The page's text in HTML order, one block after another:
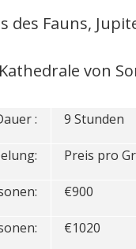
des Fauns,
von
: 9 Stunden
Preis pro
€900
€1020